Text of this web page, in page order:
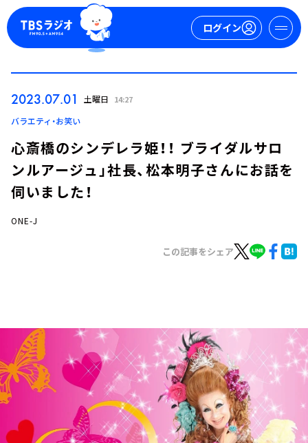
ログイン
ログイン
イベント・グッズ
YouTube
会社情報
2023.07.01 土曜日 14:27
バラエティ・お笑い
心斎橋のシンデレラ姫！！ ブライダルサロ
ンルアージュ」社長、松本明子さんにお話を
伺いました！
ONE-J
この記事をシェア